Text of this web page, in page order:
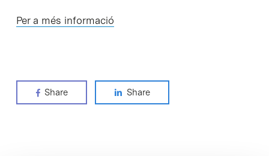
Per a més informació
Share Share